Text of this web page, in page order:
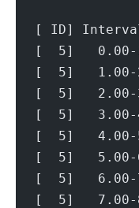
[ ID]
[  5]   0.00-
[  5]   1.00-
[  5]   2.00-
[  5]   3.00-
[  5]   4.00-
[  5]   5.00-
[  5]   6.00-
[  5]   7.00-